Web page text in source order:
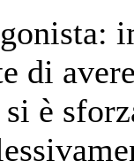
di
è